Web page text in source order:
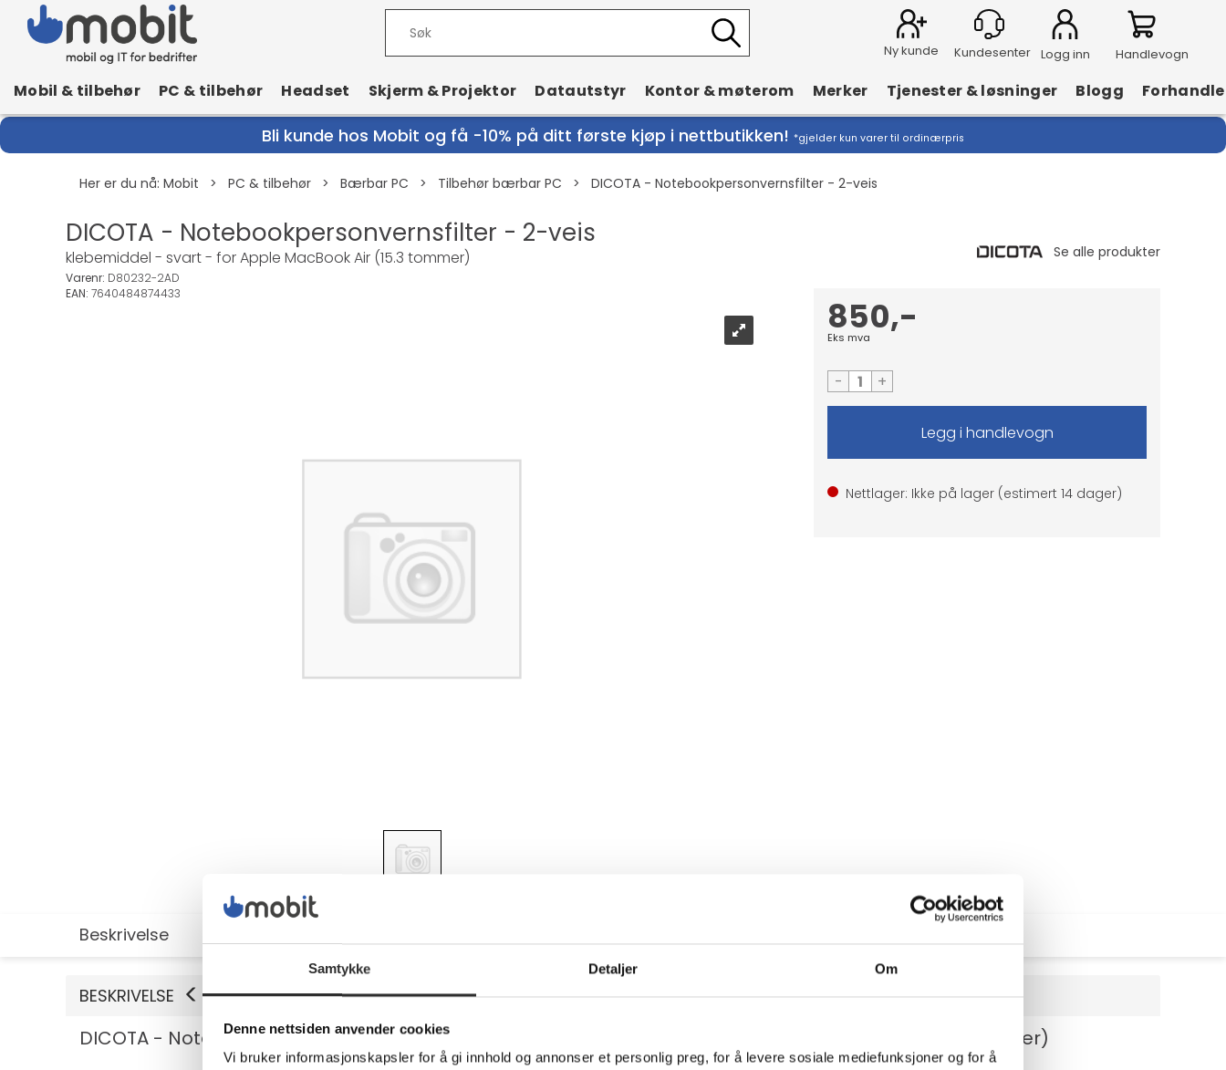
Samtykke Detaljer Om
Denne nettsiden anvender cookies
Vi bruker informasjonskapsler for å gi innhold og annonser et personlig preg, for å levere sosiale mediefunksjoner og for å
Ny kunde Logg inn Handlevogn
Mobil & tilbehør PC & tilbehør Headset Skjerm & Projektor Datautstyr Kontor & møterom Merker Tjenester & løsninger Blogg
Bli kunde hos Mobit og få -10% på ditt første kjøp i nettbutikken! *gjelder kun varer til ordinærpris
Her er du nå: Mobit > PC & tilbehør > Bærbar PC > Tilbehør bærbar PC > DICOTA - Notebookpersonvernsfilter - 2-veis
DICOTA - Notebookpersonvernsfilter - 2-veis
klebemiddel - svart - for Apple MacBook Air (15.3 tommer)
Varenr: D80232-2AD
EAN: 7640484874433
850,-
Eks mva
- +
Nettlager: Ikke på lager (estimert 14 dager)
Beskrivelse
BESKRIVELSE
DICOTA - Notebookpersonvernsfilter - 2-veis - klebemiddel - svart - for Apple MacBook Air (15.3 tommer)